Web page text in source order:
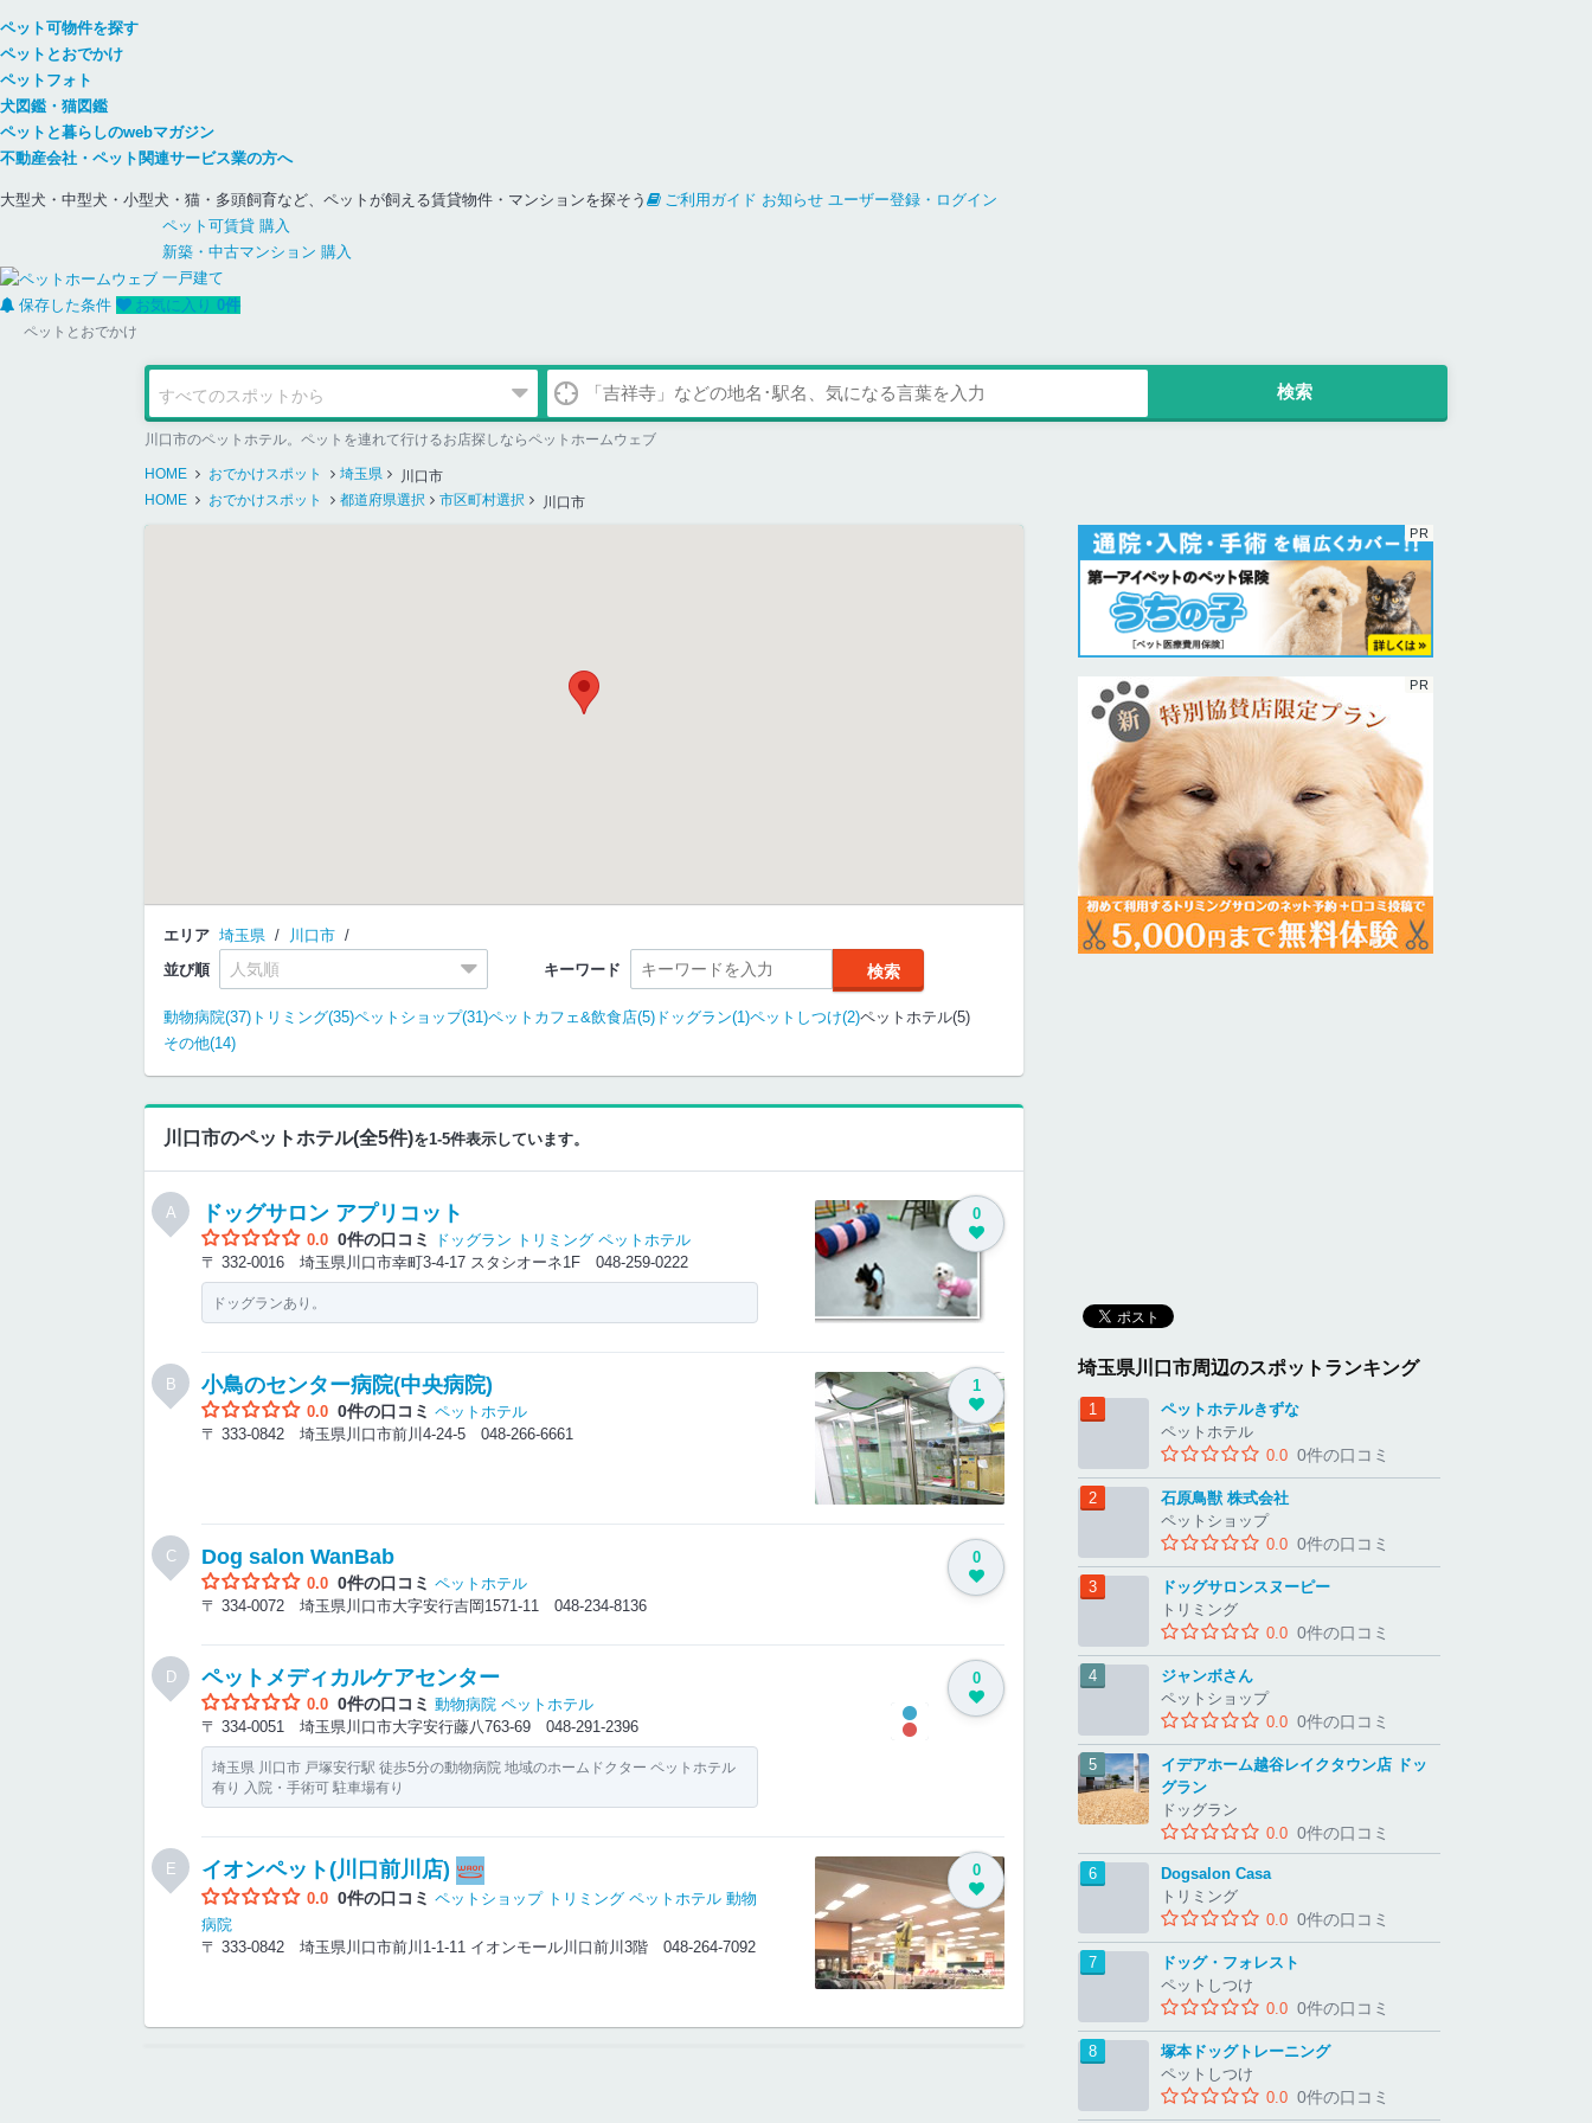
ペット可物件を探す
ペットとおでかけ
ペットフォト
犬図鑑・猫図鑑
ペットと暮らしのwebマガジン
不動産会社・ペット関連サービス業の方へ
大型犬・中型犬・小型犬・猫・多頭飼育など、ペットが飼える賃貸物件・マンションを探そう ご利用ガイド お知らせ ユーザー登録・ログイン
ペット可賃貸 購入
新築・中古マンション 購入
一戸建て
保存した条件
お気に入り 0件
ペットとおでかけ
川口市のペットホテル。ペットを連れて行けるお店探しならペットホームウェブ
HOME おでかけスポット 埼玉県
川口市
HOME
おでかけスポット 都道府県選択 市区町村選択 川口市
エリア 埼玉県
川口市
並び順
キーワード
動物病院(37) トリミング(35)ペットショップ(31)ペットカフェ&飲食店(5) ドッグラン(1)ペットしつけ(2)ペットホテル(5)
その他(14)
川口市のペットホテル(全5件)を1-5件表示しています。
A ドッグサロン アプリコット
0.0 0件の口コミ ドッグラン トリミング ペットホテル
〒 332-0016 埼玉県川口市幸町3-4-17 スタシオーネ1F 048-259-0222
ドッグランあり。
0
B 小鳥のセンター病院(中央病院)
0.0 0件の口コミ ペットホテル
〒 333-0842 埼玉県川口市前川4-24-5 048-266-6661
1
C Dog salon WanBab
0.0 0件の口コミ ペットホテル
〒 334-0072 埼玉県川口市大字安行吉岡1571-11 048-234-8136
0
D ペットメディカルケアセンター
0.0 0件の口コミ 動物病院 ペットホテル
〒 334-0051 埼玉県川口市大字安行藤八763-69 048-291-2396
埼玉県 川口市 戸塚安行駅 徒歩5分の動物病院 地域のホームドクター ペットホテル
有り 入院・手術可 駐車場有り
0
E イオンペット(川口前川店)
0.0 0件の口コミ ペットショップ トリミング ペットホテル 動物
病院
〒 333-0842 埼玉県川口市前川1-1-11 イオンモール川口前川3階 048-264-7092
0
埼玉県川口市周辺のスポットランキング
ペットホテルきずな
ペットホテル
0.0 0件の口コミ
石原鳥獣 株式会社
ペットショップ
0.0 0件の口コミ
ドッグサロンスヌーピー
トリミング
0.0 0件の口コミ
ジャンボさん
ペットショップ
0.0 0件の口コミ
イデアホーム越谷レイクタウン店 ドッ
グラン
ドッグラン
0.0 0件の口コミ
Dogsalon Casa
トリミング
0.0 0件の口コミ
ドッグ・フォレスト
ペットしつけ
0.0 0件の口コミ
塚本ドッグトレーニング
ペットしつけ
0.0 0件の口コミ